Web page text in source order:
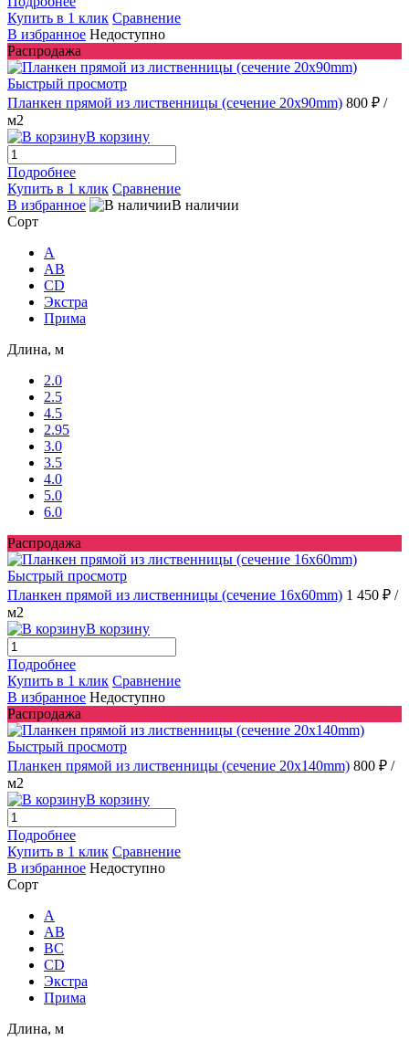
Купить в 1 клик Сравнение
В избранное Недоступно
Распродажа
Быстрый просмотр
Планкен прямой из лиственницы (сечение 20х90mm) 800 ₽ /
м2
В корзину
Подробнее
Купить в 1 клик Сравнение
В избранное
В наличии
Сорт
A
AB
CD
Экстра
Прима
Длина, м
2.0
2.5
4.5
2.95
3.0
3.5
4.0
5.0
6.0
Распродажа
Быстрый просмотр
Планкен прямой из лиственницы (сечение 16х60mm) 1 450 ₽ /
м2
В корзину
Подробнее
Купить в 1 клик Сравнение
В избранное Недоступно
Распродажа
Быстрый просмотр
Планкен прямой из лиственницы (сечение 20х140mm) 800 ₽ /
м2
В корзину
Подробнее
Купить в 1 клик Сравнение
В избранное Недоступно
Сорт
A
AB
ВС
CD
Экстра
Прима
Длина, м